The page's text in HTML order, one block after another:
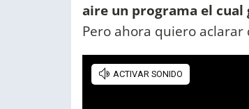
aire un programa el cual
Pero ahora quiero